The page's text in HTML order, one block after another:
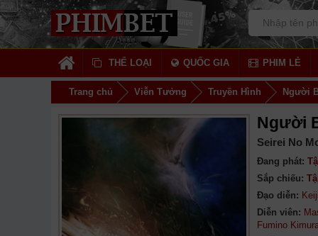
THỂ LOẠI QUỐC GIA PHIM LẺ
Trang chủ Viễn Tưởng Truyền Hình Người
Người
Seirei No
Đang phát:
Sắp chiếu:
Đạo diễn:
Diễn viên:
Fumino